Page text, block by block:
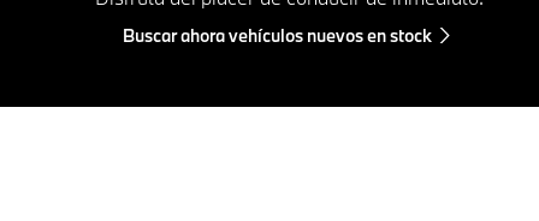
Buscar ahora vehículos nuevos en stock